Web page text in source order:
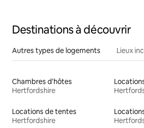
Destinations à découvrir
Autres types de logements Lieux
Chambres d'hôtes
Hertfordshire
Locations de tentes
Hertfordshire